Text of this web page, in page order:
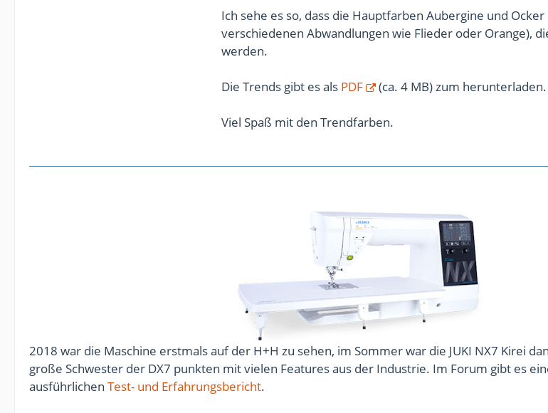
Ich sehe es so, dass die Hauptfarben Aubergine und
verschiedenen Abwandlungen wie Flieder oder Orange),
werden.
Die Trends gibt es als PDF (ca. 4 MB) zum herunterladen.
Viel Spaß mit den Trendfarben.
2018 war die Maschine erstmals auf der H+H zu sehen, im Sommer war die JUKI NX7 Kirei
große Schwester der DX7 punkten mit vielen Features aus der Industrie. Im Forum gibt es
ausführlichen Test- und Erfahrungsbericht.